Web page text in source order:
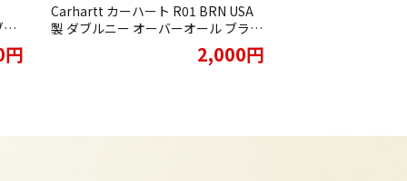
Carhartt カーハート R01 BRN USA
製 ダブルニー オーバーオール ブラウ
ン をお買取りさせていただきまし
2,000円